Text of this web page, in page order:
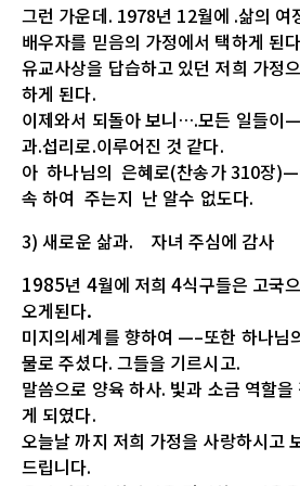
그런 가운데. 1978년 12월에 .삶의 여
배우자를 믿음의 가정에서 택하게 된다
유교사상을 답습하고 있던 저희 가정
하게 된다.
이제와서 되돌아보니….모든 일들이—
과.섭리로.이루어진 것 같다.
아 하나님의 은혜로(찬송가310장)—
속 하여 주는지 난 알수 없도다.
3)새로운 삶과. 자녀 주심에 감사
1985년 4월에 저희 4식구들은 고국
오게된다.
미지의세계를 향하여 —–또한 하나님
물로 주셨다. 그들을 기르시고.
말씀으로 양육하사. 빛과 소금 역할을
게 되였다.
오늘날까지 저희 가정을 사랑하시고
드립니다.